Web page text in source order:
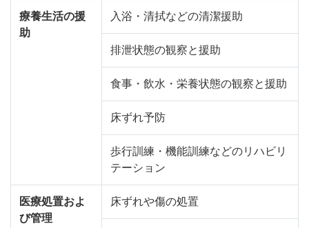
療養生活の援
助
入浴・清拭などの清潔援助
排泄状態の観察と援助
食事・飲水・栄養状態の観察と援助
床ずれ予防
歩行訓練・機能訓練などのリハビリ
テーション
医療処置およ
び管理
床ずれや傷の処置